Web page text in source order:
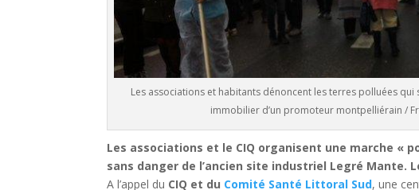
Les associations et habitants dénoncent les terres polluées
immobilier d’un promoteur montpelliérain /
Les associations et le CIQ organisent une marche «
sans danger de l’ancien site industriel Legré Mante.
A l’appel du CIQ et du Comité Santé Littoral Sud, une